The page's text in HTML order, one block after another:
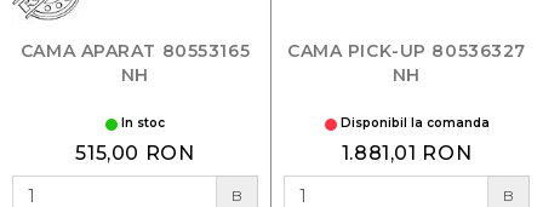
CAMA APARAT 80553165
NH
In stoc
515,00 RON
B
CAMA PICK-UP 80536327
NH
Disponibil la comanda
1.881,01 RON
B